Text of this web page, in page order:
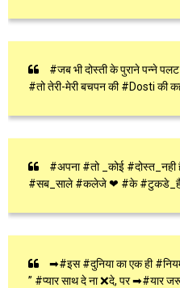
#जब भी दोस्ती के पुराने पन्ने
#तो तेरी-मेरी बचपन की #Dosti की
#अपना #तो _कोई #दोस्त_नही
#सब_साले #कलेजे ❤ #के
➡#इस #दुनिया का एक ही
” #प्यार साथ दे ना ❌दे, पर ➡#यार